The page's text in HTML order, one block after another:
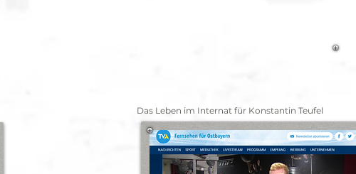
Das Leben im Internat für Konstantin Teufel